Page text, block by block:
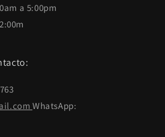
a 5:00pm
WhatsApp: